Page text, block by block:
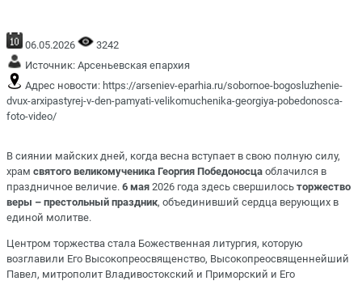
06.05.2026
3242
Источник: Арсеньевская епархия
Адрес новости: https://arseniev-eparhia.ru/sobornoe-bogosluzhenie-
dvux-arxipastyrej-v-den-pamyati-velikomuchenika-georgiya-pobedonosca-
foto-video/
В сиянии майских дней, когда весна вступает в свою полную силу,
храм святого великомученика Георгия Победоносца облачился в
праздничное величие. 6 мая 2026 года здесь свершилось торжество
веры – престольный праздник, объединивший сердца верующих в
единой молитве.
Центром торжества стала Божественная литургия, которую
возглавили Его Высокопреосвященство, Высокопреосвященнейший
Павел, митрополит Владивостокский и Приморский и Его